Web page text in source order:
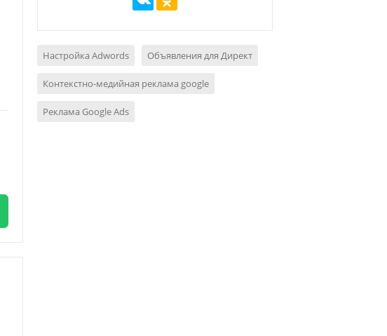
Настройка Adwords Объявления для Директ
Контекстно-медийная реклама google
Реклама Google Ads